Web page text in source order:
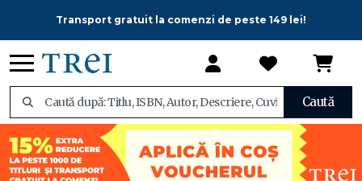
Transport gratuit la comenzi de peste 149 lei!
Caută